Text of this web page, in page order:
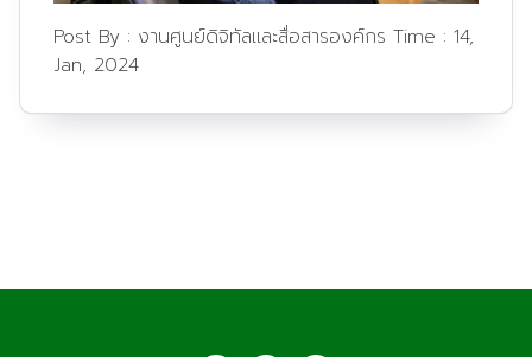
Post By : งานศูนย์ดิจิทัลและสื่อสารองค์กร Time : 14,
Jan, 2024